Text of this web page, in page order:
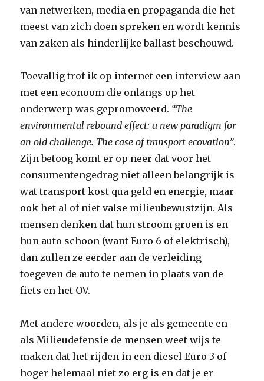
van netwerken, media en propaganda die het
meest van zich doen spreken en wordt kennis
van zaken als hinderlijke ballast beschouwd.
Toevallig trof ik op internet een interview aan
met een econoom die onlangs op het
onderwerp was gepromoveerd. “The
environmental rebound effect: a new paradigm for
an old challenge. The case of transport ecovation”.
Zijn betoog komt er op neer dat voor het
consumentengedrag niet alleen belangrijk is
wat transport kost qua geld en energie, maar
ook het al of niet valse milieubewustzijn. Als
mensen denken dat hun stroom groen is en
hun auto schoon (want Euro 6 of elektrisch),
dan zullen ze eerder aan de verleiding
toegeven de auto te nemen in plaats van de
fiets en het OV.
Met andere woorden, als je als gemeente en
als Milieudefensie de mensen weet wijs te
maken dat het rijden in een diesel Euro 3 of
hoger helemaal niet zo erg is en dat je er